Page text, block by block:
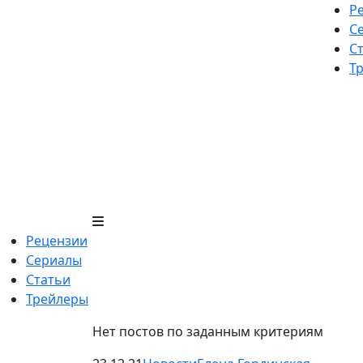
Рецензии
Сериалы
Статьи
Трейлеры
Нет постов по заданным критериям